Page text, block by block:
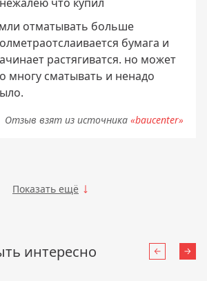
отматывать больше
бумага и
растягиватся. но может
многу сматывать и ненадо
Отзыв взят из источника «baucenter»
Показать ещё
интересно Назад